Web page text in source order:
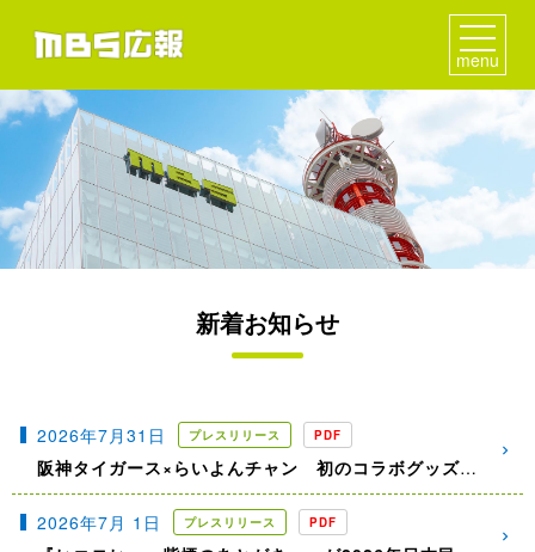
menu
新着お知らせ
2026年7月31日 プレスリリース PDF
阪神タイガース×らいよんチャン 初のコラボグッズが誕⽣！
2026年7月 1日 プレスリリース PDF